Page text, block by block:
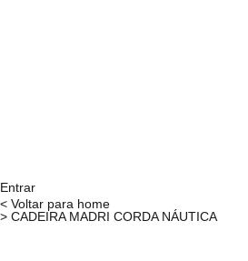
Entrar
< Voltar para home
> CADEIRA MADRI CORDA NÁUTICA